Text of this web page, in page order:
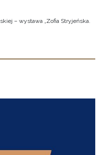
– wystawa „Zofia Stryjeńska.